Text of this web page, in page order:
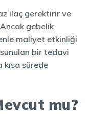
ilaç gerektirir ve
gebelik
maliyet etkinliği
sunulan bir tedavi
kısa sürede
mu?